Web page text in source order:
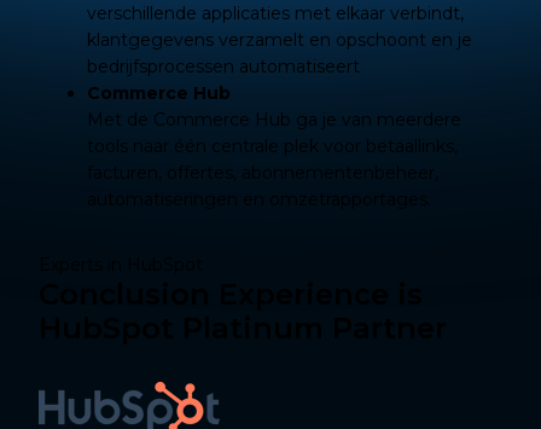
verschillende applicaties met elkaar verbindt,
klantgegevens verzamelt en opschoont en je
bedrijfsprocessen automatiseert
Commerce Hub
Met de Commerce Hub ga je van meerdere
tools naar één centrale plek voor betaallinks,
facturen, offertes, abonnementenbeheer,
automatiseringen en omzetrapportages.